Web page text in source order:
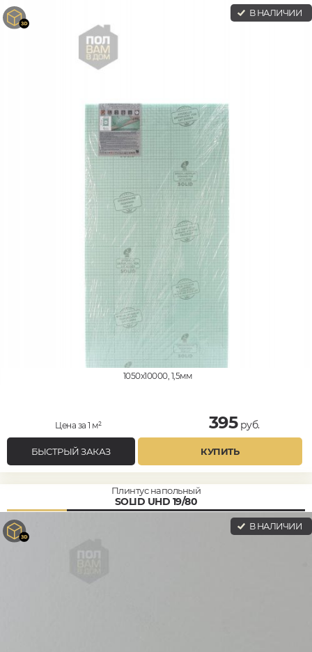
В НАЛИЧИИ
1050x10000, 1,5мм
Цена за 1 м² 395руб.
БЫСТРЫЙ ЗАКАЗ КУПИТЬ
Плинтус напольный
SOLID UHD 19/80
В НАЛИЧИИ